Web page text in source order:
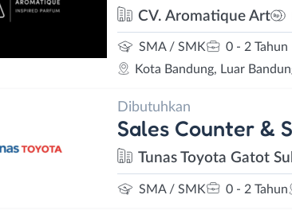
CV. Aromatique Art
SMA / SMK
0 - 2 Tahun
Kota Bandung, Luar
Dibutuhkan
Sales Counter &
Tunas Toyota Gatot
SMA / SMK 0 - 2 Tahun